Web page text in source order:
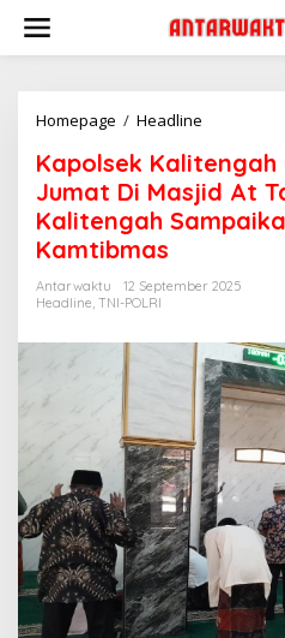
konten
Homepage / Headline
Gelar
Sholat
Jumat
Di
Takwa
Sampaikan
Pesan
Kamtibmas
Kapolsek Kalitengah
Jumat Di Masjid At
Kalitengah
Kamtibmas
Antarwaktu
12 September 2025
Headline, TNI-POLRI